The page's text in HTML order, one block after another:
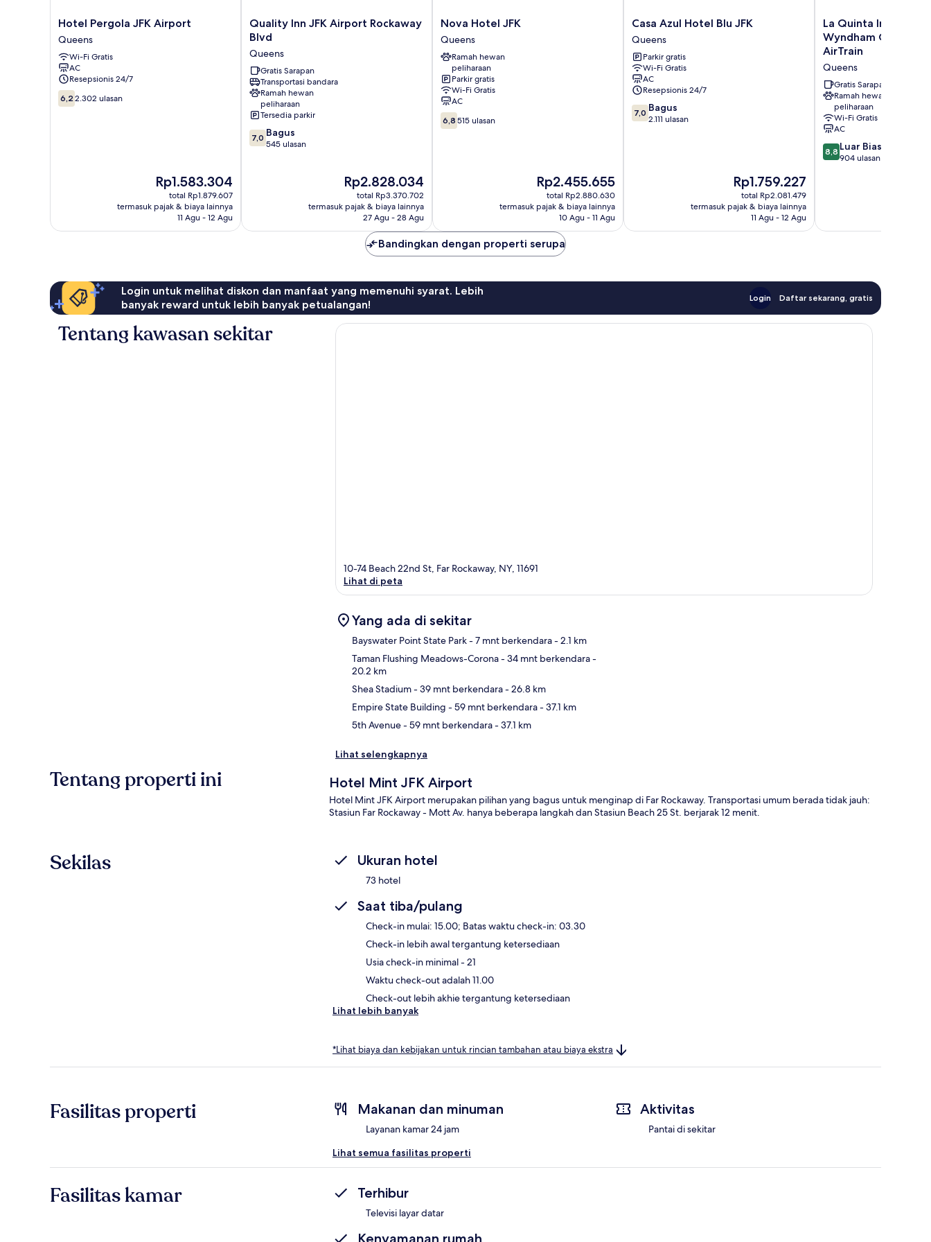
Hotel
Pergola
JFK
Airport
Queens
Hotel Pergola JFK Airport
Queens
Wi-Fi Gratis
AC
Resepsionis 24/7
6.2
dari
6,2 2.302 ulasan
Harga
sekarang
Rp1.583.304
Rp1.583.304
total Rp1.879.607
termasuk pajak & biaya lainnya
11 Agu - 12 Agu
Quality
Inn
Airport
Rockaway
Blvd
Queens
Quality Inn JFK Airport Rockaway
Blvd
Queens
Gratis Sarapan
Transportasi bandara
Ramah hewan
peliharaan
Tersedia parkir
7.0
dari
7,0 Bagus
545 ulasan
Harga
sekarang
Rp2.828.034
Rp2.828.034
total Rp3.370.702
termasuk pajak & biaya lainnya
27 Agu - 28 Agu
Nova
Hotel
JFK
Queens
Nova Hotel JFK
Queens
Ramah hewan
peliharaan
Parkir gratis
Wi-Fi Gratis
AC
6.8
dari
6,8 515 ulasan
Harga
sekarang
Rp2.455.655
Rp2.455.655
total Rp2.880.630
termasuk pajak & biaya lainnya
10 Agu - 11 Agu
Casa
Azul
Hotel
Blu
JFK
Queens
Casa Azul Hotel Blu JFK
Queens
Parkir gratis
Wi-Fi Gratis
AC
Resepsionis 24/7
7.0
dari
7,0 Bagus
2.111 ulasan
Harga
sekarang
Rp1.759.227
Rp1.759.227
total Rp2.081.479
termasuk pajak & biaya lainnya
11 Agu - 12 Agu
La
Quinta
Inn
&
Suites
By
Wyndham
Queens
NYC/JFK
AirTrain
Queens
La Quinta Inn &
Wyndham Queens
AirTrain
Queens
Gratis Sarapan
Ramah hewan
peliharaan
Wi-Fi Gratis
AC
8.8
dari
8,8 Luar Biasa
904 ulasan
Bandingkan dengan properti serupa
Login untuk melihat diskon dan manfaat yang memenuhi syarat. Lebih
banyak reward untuk lebih banyak petualangan!
Login Daftar sekarang, gratis
Tentang kawasan sekitar
10-74 Beach 22nd St, Far Rockaway, NY, 11691
Lihat di peta
Yang ada di sekitar
Bayswater Point State Park- 7 mnt berkendara- 2.1 km
Taman Flushing Meadows-Corona- 34 mnt berkendara-
20.2 km
Shea Stadium- 39 mnt berkendara- 26.8 km
Empire State Building - 59 mnt berkendara- 37.1 km
5th Avenue- 59 mnt berkendara- 37.1 km
Lihat selengkapnya
Tentang properti ini Hotel Mint JFK Airport
Hotel Mint JFK Airport merupakan pilihan yang bagus untuk menginap di Far Rockaway. Transportasi umum berada tidak jauh:
Stasiun Far Rockaway - Mott Av. hanya beberapa langkah dan Stasiun Beach 25 St. berjarak 12 menit.
Sekilas Ukuran hotel
73 hotel
Saat tiba/pulang
Check-in mulai: 15.00; Batas waktu check-in: 03.30
Check-in lebih awal tergantung ketersediaan
Usia check-in minimal - 21
Waktu check-out adalah 11.00
Check-out lebih akhie tergantung ketersediaan
Lihat lebih banyak
*Lihat biaya dan kebijakan untuk rincian tambahan atau biaya ekstra
Fasilitas properti Makanan dan minuman
Layanan kamar 24 jam
Aktivitas
Pantai di sekitar
Lihat semua fasilitas properti
Fasilitas kamar Terhibur
Televisi layar datar